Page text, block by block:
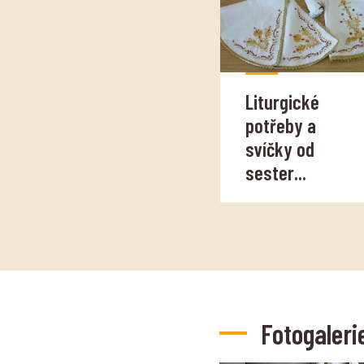
Liturgické
potřeby a
svíčky od
sester...